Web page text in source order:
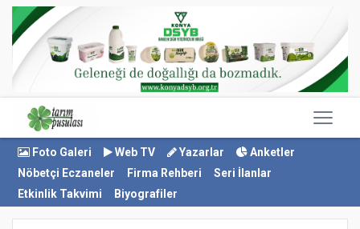
Foto Galeri Web TV Yazarlar
Anketler
Nöbetçi Eczaneler
Firma Rehberi
Seri İlanlar
Etkinlik Takvimi
Biyografiler